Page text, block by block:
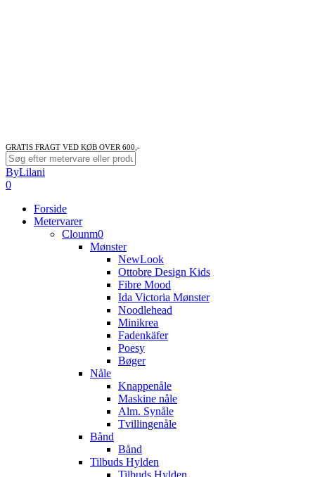
GRATIS FRAGT VED KØB OVER 600,-
Close
Search
ByLilani
search
account
0
Forside
Metervarer
Clounm0
Mønster
NewLook
Ottobre Design Kids
Fibre Mood
Ida Victoria Mønster
Noodlehead
Minikrea
Fadenkäfer
Poesy
Bøger
Nåle
Knappenåle
Maskine nåle
Alm. Synåle
Tvillingenåle
Bånd
Bånd
Tilbuds Hylden
Tilbuds Hylden